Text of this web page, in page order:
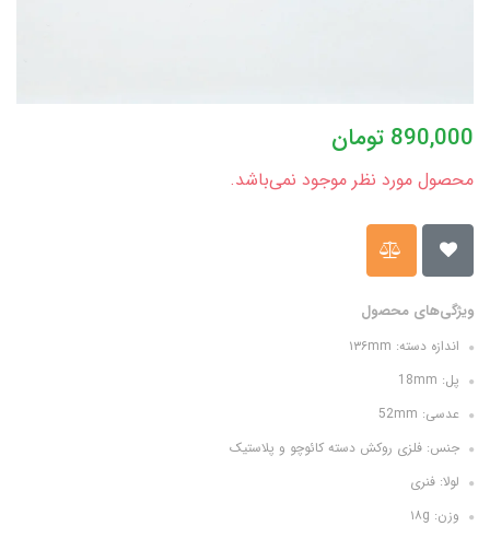
890,000 تومان
محصول مورد نظر موجود نمی‌باشد.
ویژگی‌های محصول
اندازه دسته: ۱۳۶mm
پل: 18mm
عدسی: 52mm
جنس: فلزی روکش دسته کائوچو و پلاستیک
لولا: فنری
وزن: ۱۸g